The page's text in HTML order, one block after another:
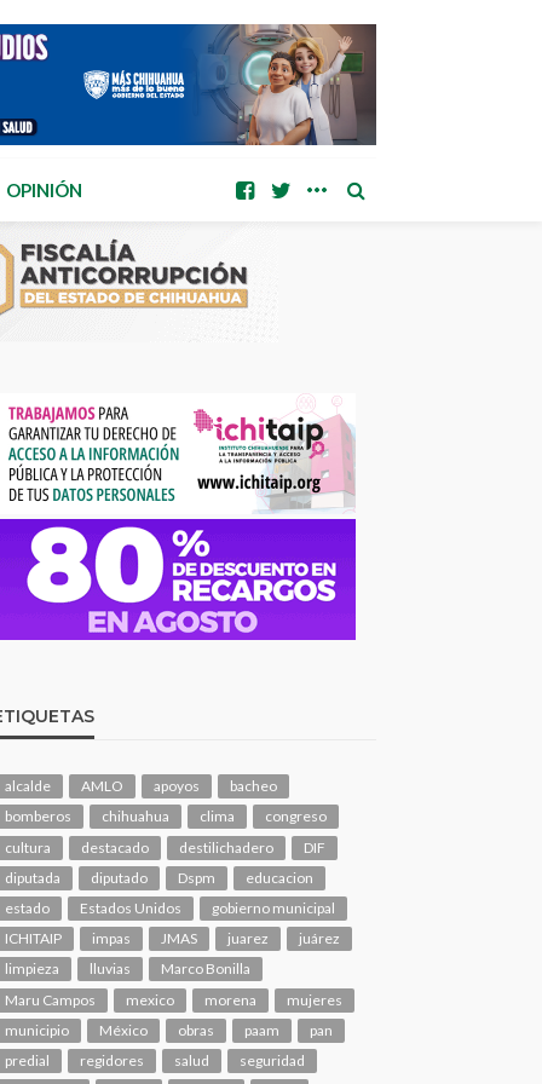
OPINIÓN
alcalde AMLO apoyos
bacheo
bomberos
chihuahua clima
congreso
cultura
destacado destilichadero
DIF
diputada
diputado Dspm
educacion
estado
Estados Unidos
gobierno municipal
ICHITAIP
impas JMAS juarez
juárez
limpieza
lluvias
Marco Bonilla
Maru Campos
mexico morena
mujeres
municipio
México obras paam
pan
predial
regidores salud
seguridad